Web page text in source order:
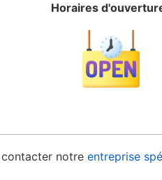
Horaires
notre entreprise